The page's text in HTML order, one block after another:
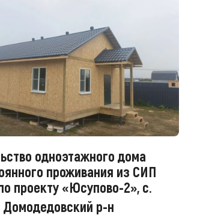
одноэтажного дома
проживания из СИП
проекту «Юсупово-2», с.
р-н